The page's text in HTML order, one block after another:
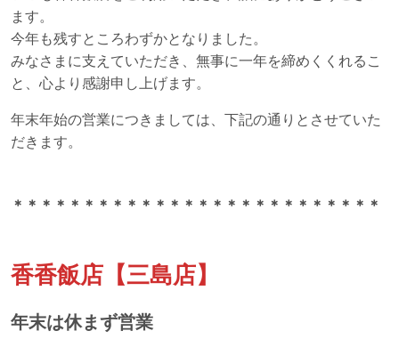
ます。
今年も残すところわずかとなりました。
みなさまに支えていただき、無事に一年を締めくくれるこ
と、心より感謝申し上げます。
年末年始の営業につきましては、下記の通りとさせていた
だきます。
＊＊＊＊＊＊＊＊＊＊＊＊＊＊＊＊＊＊＊＊＊＊＊＊＊＊
香香飯店【三島店】
年末は休まず営業